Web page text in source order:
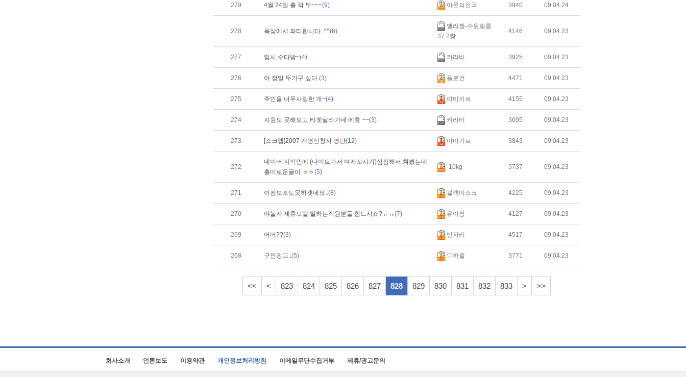
279 4월 24일 출 석 부~~~(9) 아론의천국 3940 09.04.24
278 옥상에서 파티합니다..^^(6)
엘리짱-수원필름
37.2짱
4146 09.04.23
277 임시 수다방~(4) 카라비 3925 09.04.23
276 아 정말 두기구 싶다.(3) 플로건 4471 09.04.23
275 주인을 너무사랑한 개~(4) 아미가르 4155 09.04.23
274 지원도 못해보고 티켓날라가네 에효 ~~(3) 카라비 3695 09.04.23
273 [스크랩]2007 개명신청자 명단(12) 아미가르 3843 09.04.23
272
네이버 지식인에 (나이트가서 여자꼬시기)심심해서 쳐봤는데
흥미로운글이 ㅎㅎ(5)
-10kg 5737 09.04.23
271 이젠보조도못하겟네요..(8) 블랙마스크 4225 09.04.23
270 야놀자 제휴모텔 일하는직원분들 힘드시죠?ㅠㅠ(7) 유이짱 4127 09.04.23
269 어머??(3) 빈자리 4517 09.04.23
268 구인광고..(5) ♡하울 3771 09.04.23
<< < 823 824 825 826 827 828 829 830 831 832 833 > >>
회사소개 언론보도 이용약관 개인정보처리방침 이메일무단수집거부 제휴/광고문의